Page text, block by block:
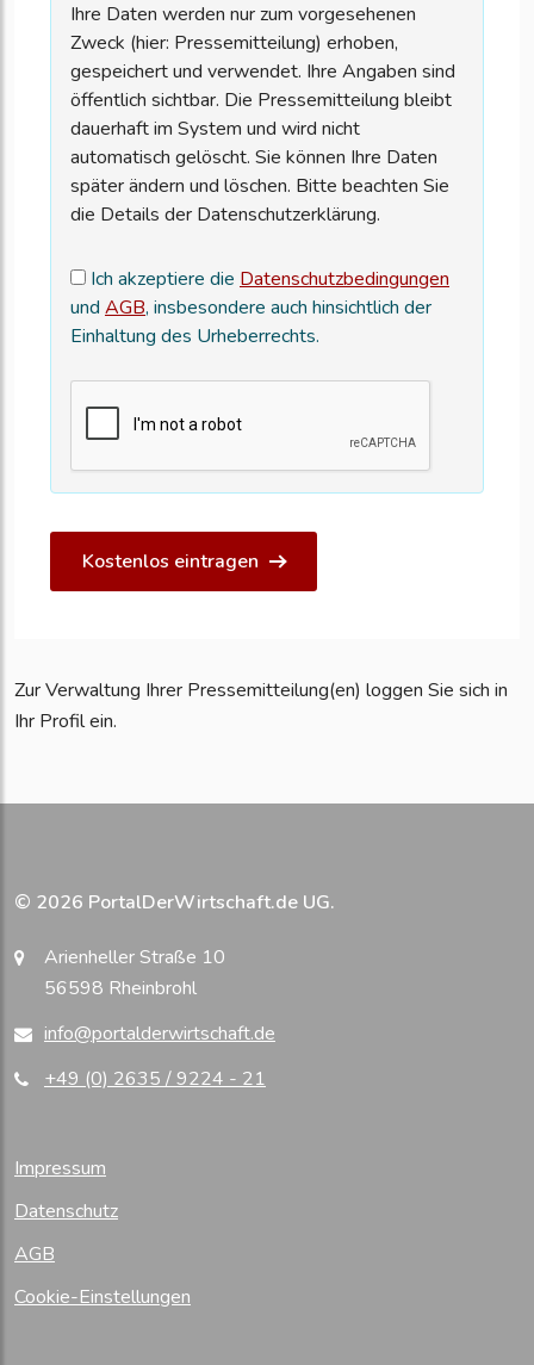
Ihre Daten werden nur zum vorgesehenen
Zweck (hier: Pressemitteilung) erhoben,
gespeichert und verwendet. Ihre Angaben sind
öffentlich sichtbar. Die Pressemitteilung bleibt
dauerhaft im System und wird nicht
automatisch gelöscht. Sie können Ihre Daten
später ändern und löschen. Bitte beachten Sie
die Details der Datenschutzerklärung.
Ich akzeptiere die Datenschutzbedingungen
und AGB, insbesondere auch hinsichtlich der
Einhaltung des Urheberrechts.
Kostenlos eintragen
Zur Verwaltung Ihrer Pressemitteilung(en) loggen Sie sich in
Ihr Profil ein.
© 2026 PortalDerWirtschaft.de UG.
Arienheller Straße 10
56598 Rheinbrohl
info@portalderwirtschaft.de
+49 (0) 2635 / 9224 - 21
Impressum
Datenschutz
AGB
Cookie-Einstellungen